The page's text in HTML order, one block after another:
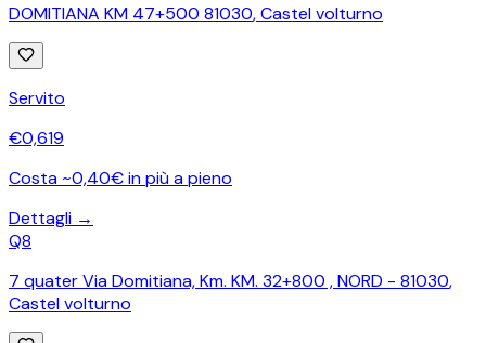
DOMITIANA KM 47+500 81030,Castel volturno
Servito
€0,619
Costa ~0,40€ in più a pieno
Dettagli →
Q8
7 quater Via Domitiana, Km. KM. 32+800 , NORD - 81030,
Castel volturno